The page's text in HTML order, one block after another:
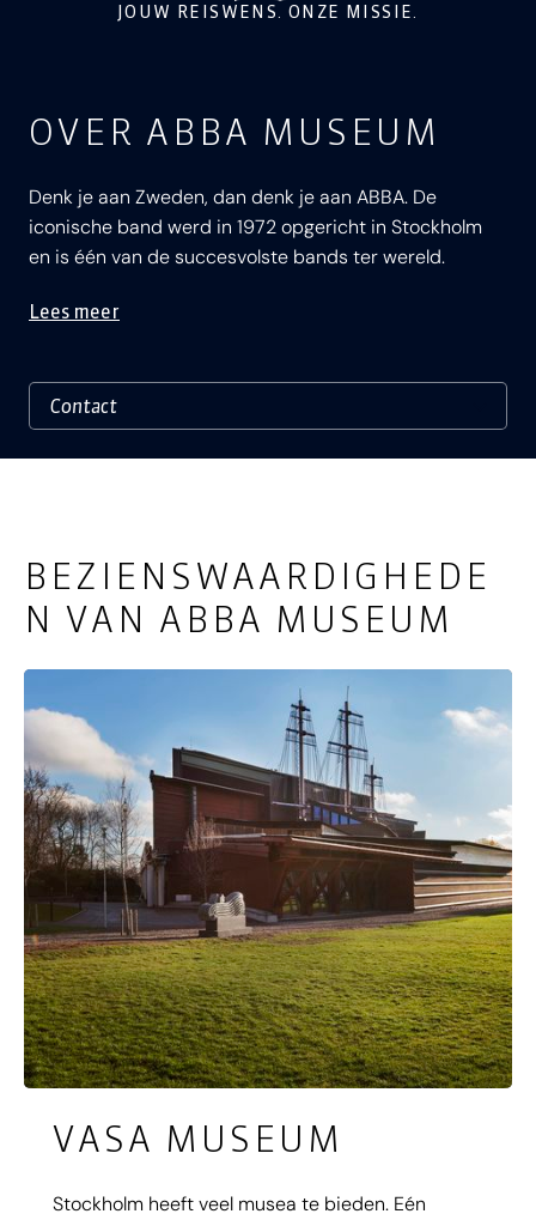
JOUW REISWENS. ONZE MISSIE.
OVER ABBA MUSEUM
​Denk je aan Zweden, dan denk je aan ABBA. De
iconische band werd in 1972 opgericht in Stockholm
en is één van de succesvolste bands ter wereld.
Lees meer
BEZIENSWAARDIGHEDE
N VAN ABBA MUSEUM
VASA MUSEUM
Stockholm heeft veel musea te bieden. Eén